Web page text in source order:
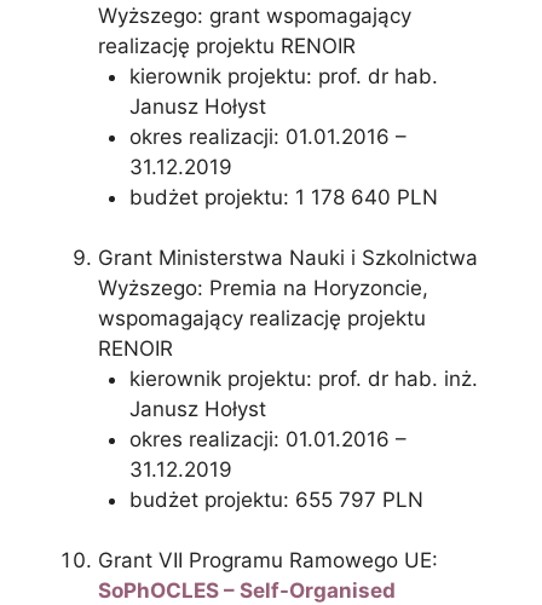
Wyższego: grant wspomagający
realizację projektu RENOIR
kierownik projektu: prof. dr hab.
Janusz Hołyst
okres realizacji: 01.01.2016 –
31.12.2019
budżet projektu: 1 178 640 PLN
Grant Ministerstwa Nauki i Szkolnictwa
Wyższego: Premia na Horyzoncie,
wspomagający realizację projektu
RENOIR
kierownik projektu: prof. dr hab. inż.
Janusz Hołyst
okres realizacji: 01.01.2016 –
31.12.2019
budżet projektu: 655 797 PLN
Grant VII Programu Ramowego UE:
SoPhOCLES – Self-Organised